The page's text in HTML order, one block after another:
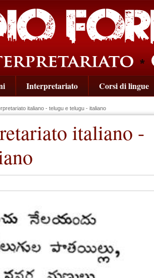
Interpretariato Corsi di lingue
italiano - telugu e telugu - italiano
italiano -